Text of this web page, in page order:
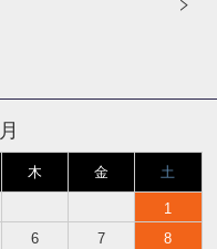
木 金 土
1
6 7
8